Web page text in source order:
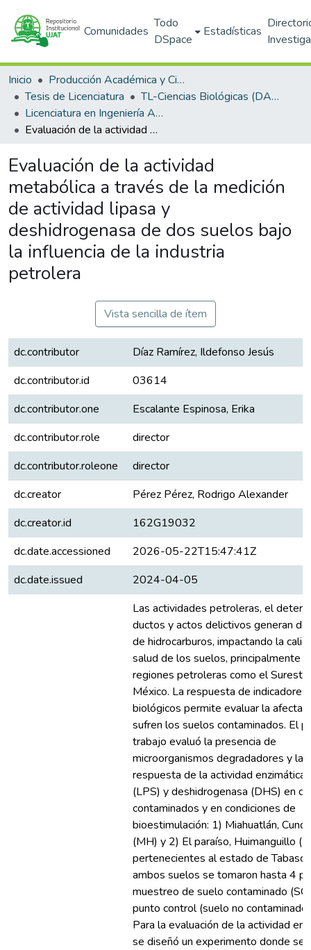
Comunidades
Todo
DSpace
Estadísticas
Inicio
Producción Académica y Científica
Tesis de Licenciatura
TL-Ciencias Biológicas (DACBIOL)
Licenciatura en Ingeniería Ambiental
Evaluación de la actividad metabólica a través de la medición de actividad lipasa y deshidrogenasa de dos suelos bajo la influencia de la industria petrolera
Evaluación de la actividad
metabólica a través de la medición
de actividad lipasa y
deshidrogenasa de dos suelos bajo
la influencia de la industria
petrolera
Vista sencilla de ítem
dc.contributor
Díaz Ramírez, Ildefonso Jesús
dc.contributor.id
03614
dc.contributor.one
Escalante Espinosa, Erika
dc.contributor.role
director
dc.contributor.roleone
director
dc.creator
Pérez Pérez, Rodrigo Alexander
dc.creator.id
162G19032
dc.date.accessioned
2026-05-22T15:47:41Z
dc.date.issued
2024-04-05
Las actividades petroleras, el
ductos y actos delictivos generan
de hidrocarburos, impactando la
salud de los suelos, principalmente
regiones petroleras como el
México. La respuesta de indicadores
biológicos permite evaluar la
sufren los suelos contaminados. El
trabajo evaluó la presencia de
microorganismos degradadores y la
respuesta de la actividad enzimática
(LPS) y deshidrogenasa (DHS) en
contaminados y en condiciones de
bioestimulación: 1) Miahuatlán,
(MH) y 2) El paraíso, Huimanguillo
pertenecientes al estado de
ambos suelos se tomaron hasta 4
muestreo de suelo contaminado
punto control (suelo no
Para la evaluación de la actividad
se diseñó un experimento donde se